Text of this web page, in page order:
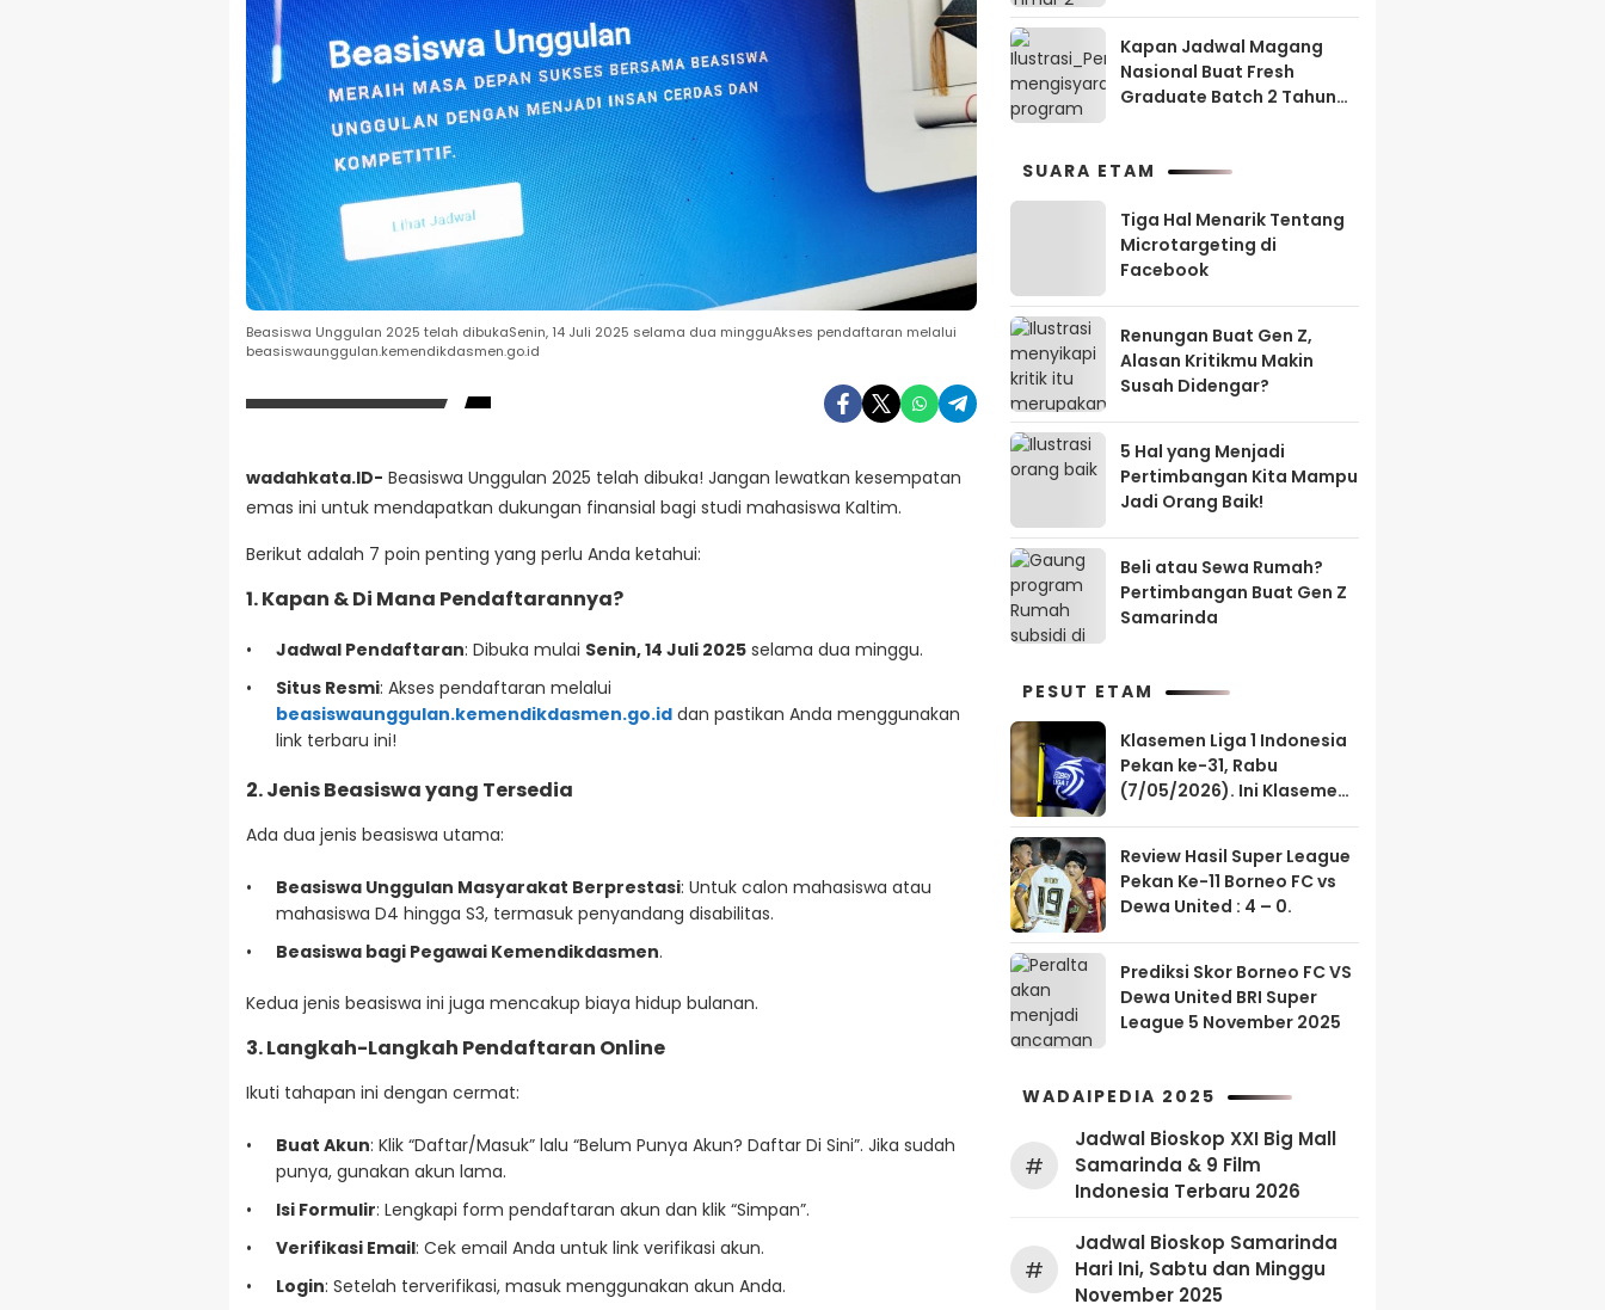
Beasiswa Unggulan 2025 telah dibukaSenin, 14 Juli 2025 selama dua mingguAkses pendaftaran melalui
beasiswaunggulan.kemendikdasmen.go.id
wadahkata.ID- Beasiswa Unggulan 2025 telah dibuka! Jangan lewatkan kesempatan
emas ini untuk mendapatkan dukungan finansial bagi studi mahasiswa Kaltim.
Berikut adalah 7 poin penting yang perlu Anda ketahui:
1. Kapan & Di Mana Pendaftarannya?
Jadwal Pendaftaran: Dibuka mulai Senin, 14 Juli 2025 selama dua minggu.
Situs Resmi: Akses pendaftaran melalui
beasiswaunggulan.kemendikdasmen.go.id dan pastikan Anda menggunakan
link terbaru ini!
2. Jenis Beasiswa yang Tersedia
Ada dua jenis beasiswa utama:
Beasiswa Unggulan Masyarakat Berprestasi: Untuk calon mahasiswa atau
mahasiswa D4 hingga S3, termasuk penyandang disabilitas.
Beasiswa bagi Pegawai Kemendikdasmen.
Kedua jenis beasiswa ini juga mencakup biaya hidup bulanan.
3. Langkah-Langkah Pendaftaran Online
Ikuti tahapan ini dengan cermat:
Buat Akun: Klik “Daftar/Masuk” lalu “Belum Punya Akun? Daftar Di Sini”. Jika sudah
punya, gunakan akun lama.
Isi Formulir: Lengkapi form pendaftaran akun dan klik “Simpan”.
Verifikasi Email: Cek email Anda untuk link verifikasi akun.
Login: Setelah terverifikasi, masuk menggunakan akun Anda.
Kapan Jadwal Magang
Nasional Buat Fresh
Graduate Batch 2 Tahun
SUARA ETAM
Tiga Hal Menarik Tentang
Microtargeting di
Facebook
Renungan Buat Gen Z,
Alasan Kritikmu Makin
Susah Didengar?
5 Hal yang Menjadi
Pertimbangan Kita Mampu
Jadi Orang Baik!
Beli atau Sewa Rumah?
Pertimbangan Buat Gen Z
Samarinda
PESUT ETAM
Klasemen Liga 1 Indonesia
Pekan ke-31, Rabu
(7/05/2026). Ini Klasemen
Review Hasil Super League
Pekan Ke-11 Borneo FC vs
Dewa United : 4 – 0.
Prediksi Skor Borneo FC VS
Dewa United BRI Super
League 5 November 2025
WADAIPEDIA 2025
#
Jadwal Bioskop XXI Big Mall
Samarinda & 9 Film
Indonesia Terbaru 2026
#
Jadwal Bioskop Samarinda
Hari Ini, Sabtu dan Minggu
November 2025